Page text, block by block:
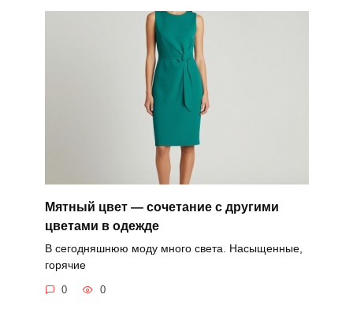
Мятный цвет — сочетание с другими
цветами в одежде
В сегодняшнюю моду много света. Насыщенные,
горячие
0 0